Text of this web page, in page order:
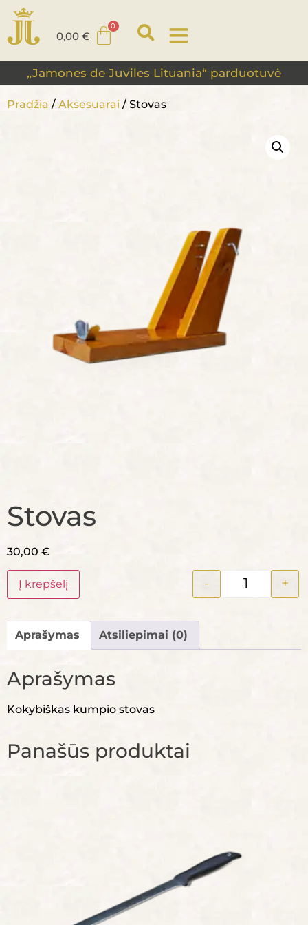
0,00 €
„Jamones de Juviles Lituania“ parduotuvė
Pradžia / Aksesuarai / Stovas
Stovas
30,00 €
- +
Į krepšelį
Aprašymas Atsiliepimai (0)
Aprašymas
Kokybiškas kumpio stovas
Panašūs produktai